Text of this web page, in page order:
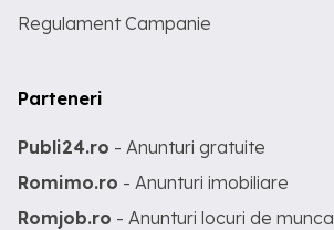
Regulament Campanie
Parteneri
Publi24.ro - Anunturi gratuite
Romimo.ro - Anunturi imobiliare
Romjob.ro - Anunturi locuri de munca